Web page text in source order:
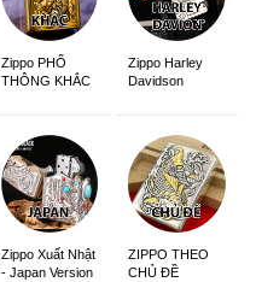
Zippo PHỔ
THÔNG KHẮC
Zippo Harley
Davidson
Zippo Xuất Nhật
- Japan Version
ZIPPO THEO
CHỦ ĐỀ